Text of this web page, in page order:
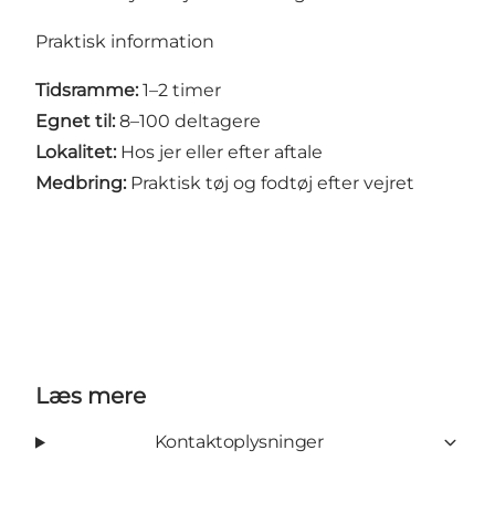
Praktisk information
Tidsramme: 1–2 timer
Egnet til: 8–100 deltagere
Lokalitet: Hos jer eller efter aftale
Medbring: Praktisk tøj og fodtøj efter vejret
Læs mere
Kontaktoplysninger